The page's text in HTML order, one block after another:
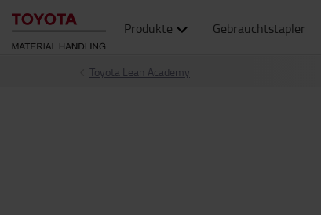
Produkte Gebrauchtstapler
Toyota Lean Academy